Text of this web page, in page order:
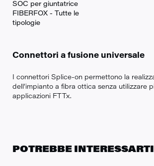
SOC per giuntatrice
FIBERFOX - Tutte le
tipologie
Connettori a fusione universale
I connettori Splice-on permettono la
dell’impianto a fibra ottica senza utilizzare
applicazioni FTTx.
POTREBBE